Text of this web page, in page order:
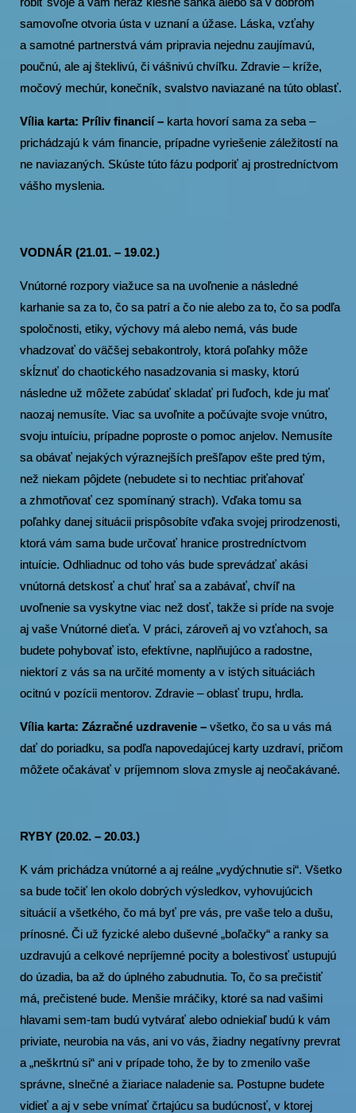
samovoľne otvoria ústa v uznaní a úžase. Láska, vzťahy
a samotné partnerstvá vám pripravia nejednu zaujímavú,
poučnú, ale aj šteklivú, či vášnivú chvíľku. Zdravie – kríže,
močový mechúr, konečník, svalstvo naviazané na túto oblasť.
Vília karta: Príliv financií – karta hovorí sama za seba –
prichádzajú k vám financie, prípadne vyriešenie záležitostí na
ne naviazaných. Skúste túto fázu podporiť aj prostredníctvom
vášho myslenia.
VODNÁR (21.01. – 19.02.)
Vnútorné rozpory viažuce sa na uvoľnenie a následné
karhanie sa za to, čo sa patrí a čo nie alebo za to, čo sa podľa
spoločnosti, etiky, výchovy má alebo nemá, vás bude
vhadzovať do väčšej sebakontroly, ktorá poľahky môže
skĺznuť do chaotického nasadzovania si masky, ktorú
následne už môžete zabúdať skladať pri ľuďoch, kde ju mať
naozaj nemusíte. Viac sa uvoľnite a počúvajte svoje vnútro,
svoju intuíciu, prípadne poproste o pomoc anjelov. Nemusíte
sa obávať nejakých výraznejších prešľapov ešte pred tým,
než niekam pôjdete (nebudete si to nechtiac priťahovať
a zhmotňovať cez spomínaný strach). Vďaka tomu sa
poľahky danej situácii prispôsobíte vďaka svojej prirodzenosti,
ktorá vám sama bude určovať hranice prostredníctvom
intuície. Odhliadnuc od toho vás bude sprevádzať akási
vnútorná detskosť a chuť hrať sa a zabávať, chvíľ na
uvoľnenie sa vyskytne viac než dosť, takže si príde na svoje
aj vaše Vnútorné dieťa. V práci, zároveň aj vo vzťahoch, sa
budete pohybovať isto, efektívne, naplňujúco a radostne,
niektorí z vás sa na určité momenty a v istých situáciách
ocitnú v pozícii mentorov. Zdravie – oblasť trupu, hrdla.
Vília karta: Zázračné uzdravenie – všetko, čo sa u vás má
dať do poriadku, sa podľa napovedajúcej karty uzdraví, pričom
môžete očakávať v príjemnom slova zmysle aj neočakávané.
RYBY (20.02. – 20.03.)
K vám prichádza vnútorné a aj reálne „vydýchnutie si“. Všetko
sa bude točiť len okolo dobrých výsledkov, vyhovujúcich
situácií a všetkého, čo má byť pre vás, pre vaše telo a dušu,
prínosné. Či už fyzické alebo duševné „boľačky“ a ranky sa
uzdravujú a celkové nepríjemné pocity a bolestivosť ustupujú
do úzadia, ba až do úplného zabudnutia. To, čo sa prečistiť
má, prečistené bude. Menšie mráčiky, ktoré sa nad vašimi
hlavami sem-tam budú vytvárať alebo odniekiaľ budú k vám
priviate, neurobia na vás, ani vo vás, žiadny negatívny prevrat
a „neškrtnú si“ ani v prípade toho, že by to zmenilo vaše
správne, slnečné a žiariace naladenie sa. Postupne budete
vidieť a aj v sebe vnímať črtajúcu sa budúcnosť, v ktorej